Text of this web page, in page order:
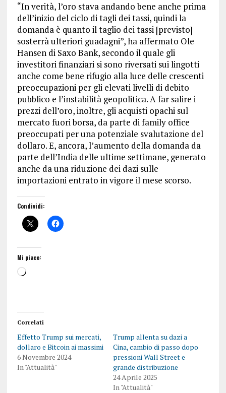
“In verità, l’oro stava andando bene anche prima
dell’inizio del ciclo di tagli dei tassi, quindi la
domanda è quanto il taglio dei tassi [previsto]
sosterrà ulteriori guadagni”, ha affermato Ole
Hansen di Saxo Bank, secondo il quale gli
investitori finanziari si sono riversati sui lingotti
anche come bene rifugio alla luce delle crescenti
preoccupazioni per gli elevati livelli di debito
pubblico e l’instabilità geopolitica. A far salire i
prezzi dell’oro, inoltre, gli acquisti opachi sul
mercato fuori borsa, da parte di family office
preoccupati per una potenziale svalutazione del
dollaro. E, ancora, l’aumento della domanda da
parte dell’India delle ultime settimane, generato
anche da una riduzione dei dazi sulle
importazioni entrato in vigore il mese scorso.
Condividi:
Mi piace:
Correlati
Effetto Trump sui mercati,
dollaro e Bitcoin ai massimi
6 Novembre 2024
In "Attualità"
Trump allenta su dazi a
Cina, cambio di passo dopo
pressioni Wall Street e
grande distribuzione
24 Aprile 2025
In "Attualità"